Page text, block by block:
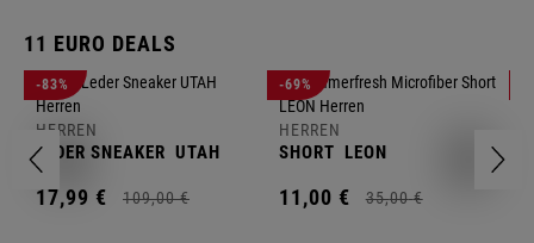
11 EURO DEALS
-83%
HERREN
LEDER SNEAKER UTAH
17,99 € 109,00 €
-69%
HERREN
SHORT LEON
11,00 € 35,00 €